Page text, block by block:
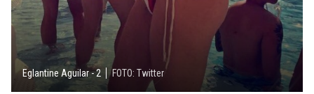
Eglantine Aguilar - 2 FOTO: Twitter